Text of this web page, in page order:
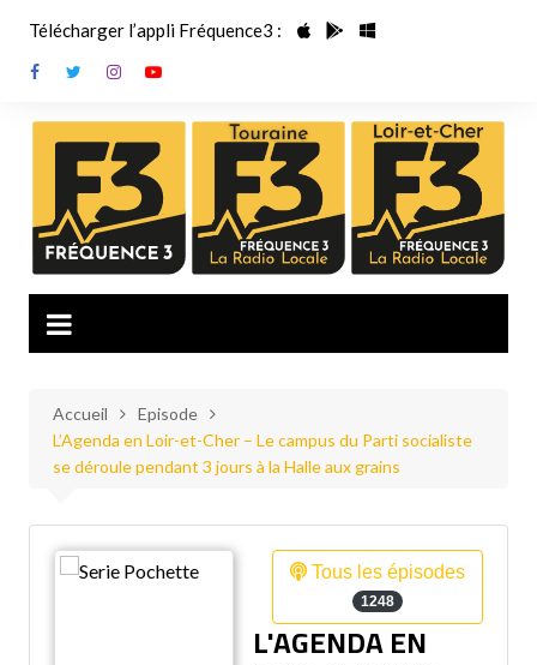
contenu
Télécharger l’appli Fréquence3 :
Accueil
Episode
L’Agenda en Loir-et-Cher – Le campus du Parti socialiste
se déroule pendant 3 jours à la Halle aux grains
Tous les épisodes
1248
L'AGENDA EN